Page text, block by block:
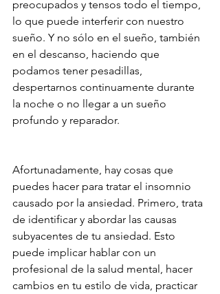
preocupados y tensos todo el tiempo,
lo que puede interferir con nuestro
sueño. Y no sólo en el sueño, también
en el descanso, haciendo que
podamos tener pesadillas,
despertarnos continuamente durante
la noche o no llegar a un sueño
profundo y reparador.
Afortunadamente, hay cosas que
puedes hacer para tratar el insomnio
causado por la ansiedad. Primero, trata
de identificar y abordar las causas
subyacentes de tu ansiedad. Esto
puede implicar hablar con un
profesional de la salud mental, hacer
cambios en tu estilo de vida, practicar